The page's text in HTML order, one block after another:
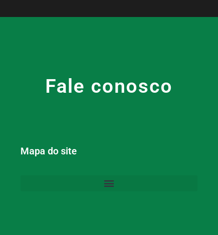
Fale conosco
Mapa do site